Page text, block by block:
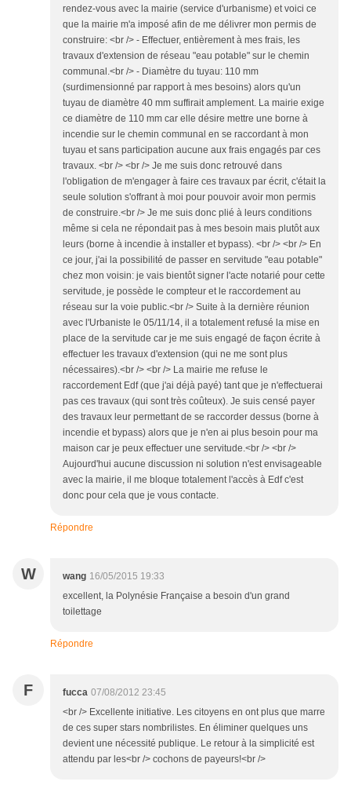
rendez-vous avec la mairie (service d'urbanisme) et voici ce
que la mairie m'a imposé afin de me délivrer mon permis de
construire: <br /> - Effectuer, entièrement à mes frais, les
travaux d'extension de réseau "eau potable" sur le chemin
communal.<br /> - Diamètre du tuyau: 110 mm
(surdimensionné par rapport à mes besoins) alors qu'un
tuyau de diamètre 40 mm suffirait amplement. La mairie exige
ce diamètre de 110 mm car elle désire mettre une borne à
incendie sur le chemin communal en se raccordant à mon
tuyau et sans participation aucune aux frais engagés par ces
travaux. <br /> <br /> Je me suis donc retrouvé dans
l'obligation de m'engager à faire ces travaux par écrit, c'était la
seule solution s'offrant à moi pour pouvoir avoir mon permis
de construire.<br /> Je me suis donc plié à leurs conditions
même si cela ne répondait pas à mes besoin mais plutôt aux
leurs (borne à incendie à installer et bypass). <br /> <br /> En
ce jour, j'ai la possibilité de passer en servitude "eau potable"
chez mon voisin: je vais bientôt signer l'acte notarié pour cette
servitude, je possède le compteur et le raccordement au
réseau sur la voie public.<br /> Suite à la dernière réunion
avec l'Urbaniste le 05/11/14, il a totalement refusé la mise en
place de la servitude car je me suis engagé de façon écrite à
effectuer les travaux d'extension (qui ne me sont plus
nécessaires).<br /> <br /> La mairie me refuse le
raccordement Edf (que j'ai déjà payé) tant que je n'effectuerai
pas ces travaux (qui sont très coûteux). Je suis censé payer
des travaux leur permettant de se raccorder dessus (borne à
incendie et bypass) alors que je n'en ai plus besoin pour ma
maison car je peux effectuer une servitude.<br /> <br />
Aujourd'hui aucune discussion ni solution n'est envisageable
avec la mairie, il me bloque totalement l'accès à Edf c'est
donc pour cela que je vous contacte.
Répondre
W wang 16/05/2015 19:33
excellent, la Polynésie Française a besoin d'un grand
toilettage
Répondre
F fucca 07/08/2012 23:45
<br /> Excellente initiative. Les citoyens en ont plus que marre
de ces super stars nombrilistes. En éliminer quelques uns
devient une nécessité publique. Le retour à la simplicité est
attendu par les<br /> cochons de payeurs!<br />